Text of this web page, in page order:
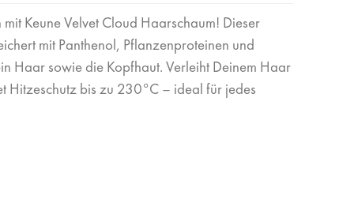
Keune Velvet Cloud Haarschaum! Dieser
mit Panthenol, Pflanzenproteinen und
Haar sowie die Kopfhaut. Verleiht Deinem Haar
Hitzeschutz bis zu 230°C – ideal für jedes